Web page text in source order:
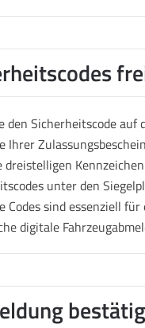
den Sicherheitscode auf
Ihrer
dreistelligen
unter den
Codes sind essenziell für
digitale